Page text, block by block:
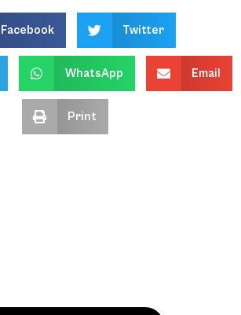
Facebook Twitter
WhatsApp Email
Print